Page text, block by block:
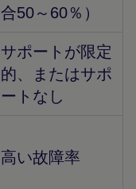
合50～60％）
サポートが限定
的、またはサポ
ートなし
高い故障率